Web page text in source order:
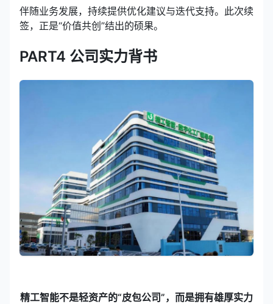
伴随业务发展，持续提供优化建议与迭代支持。此次续
签，正是“价值共创”结出的硕果。
PART4 公司实力背书
精工智能不是轻资产的“皮包公司”，而是拥有雄厚实力